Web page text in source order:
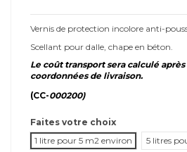
Vernis de protection incolore anti-
Scellant pour dalle, chape en béton.
Le coût transport sera calculé
coordonnées de livraison.
(CC-000200)
Faites votre choix
1 litre pour 5 m2 environ
5 litres